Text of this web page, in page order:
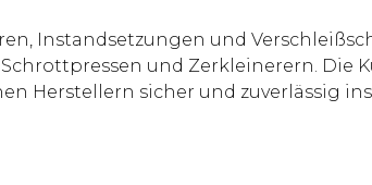
Instandsetzungen und
und Zerkleinerern. Die
Herstellern sicher und zuverlässig